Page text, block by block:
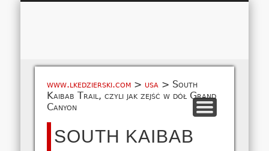
O NAS
EUROPA A-M
EUROPA N-Z
AZJA
AFRYKA
AMERYKA
OCEANIA
MAPA
WSPÓŁPRACA
KONTAKT
www.lkedzierski.com > usa > South
Kaibab Trail, czyli jak zejść w dół Grand
Canyon
SOUTH KAIBAB